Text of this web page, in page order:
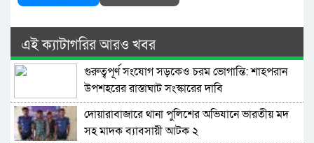
এই ক্যাটাগরির আরও খবর
গুরুত্বপূর্ণ সংযোগ সড়কেও চরম ভোগান্তি: শাহপরান
উপশহরের রাস্তাঘাট সংস্কারের দাবি
দোয়ারাবাজারে থানা পুলিশের অভিযানে ভারতীয় মদ
সহ মাদক ব্যাবসায়ী আটক ২